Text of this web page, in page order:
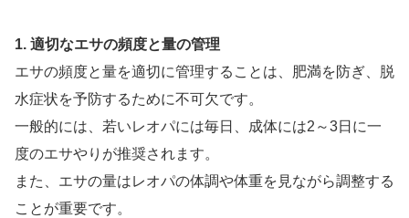
1. 適切なエサの頻度と量の管理
エサの頻度と量を適切に管理することは、肥満を防ぎ、脱
水症状を予防するために不可欠です。
一般的には、若いレオパには毎日、成体には2～3日に一
度のエサやりが推奨されます。
また、エサの量はレオパの体調や体重を見ながら調整する
ことが重要です。